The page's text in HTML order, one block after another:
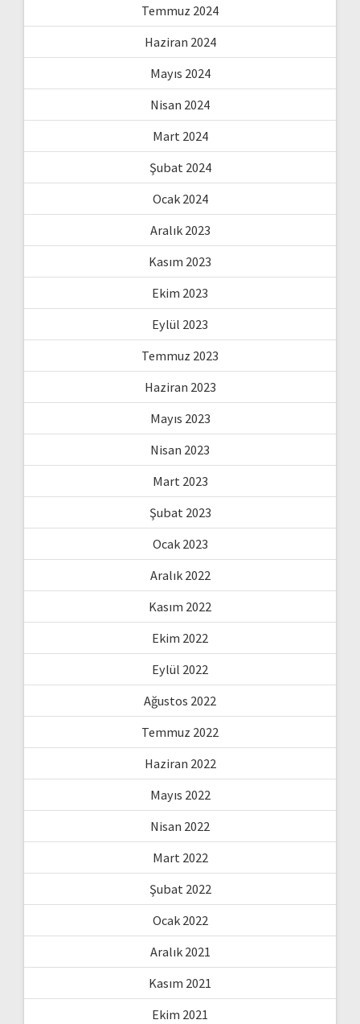
Temmuz 2024
Haziran 2024
Mayıs 2024
Nisan 2024
Mart 2024
Şubat 2024
Ocak 2024
Aralık 2023
Kasım 2023
Ekim 2023
Eylül 2023
Temmuz 2023
Haziran 2023
Mayıs 2023
Nisan 2023
Mart 2023
Şubat 2023
Ocak 2023
Aralık 2022
Kasım 2022
Ekim 2022
Eylül 2022
Ağustos 2022
Temmuz 2022
Haziran 2022
Mayıs 2022
Nisan 2022
Mart 2022
Şubat 2022
Ocak 2022
Aralık 2021
Kasım 2021
Ekim 2021